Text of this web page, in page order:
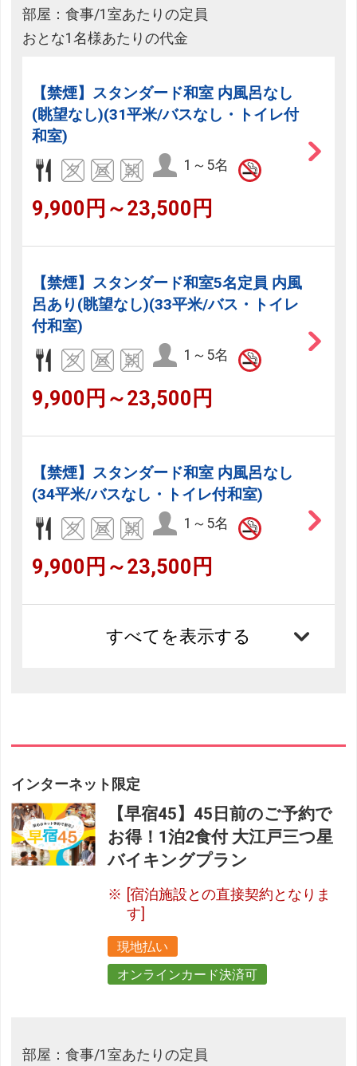
部屋：食事/1室あたりの定員
おとな1名様あたりの代金
【禁煙】スタンダード和室 内風呂なし
(眺望なし)(31平米/バスなし・トイレ付
和室)
1～5名
9,900円～23,500円
【禁煙】スタンダード和室5名定員 内風
呂あり(眺望なし)(33平米/バス・トイレ
付和室)
1～5名
9,900円～23,500円
【禁煙】スタンダード和室 内風呂なし
(34平米/バスなし・トイレ付和室)
1～5名
9,900円～23,500円
すべてを表示する
インターネット限定
【早宿45】45日前のご予約で
お得！1泊2食付 大江戸三つ星
バイキングプラン
[宿泊施設との直接契約となりま
す]
現地払い
オンラインカード決済可
部屋：食事/1室あたりの定員